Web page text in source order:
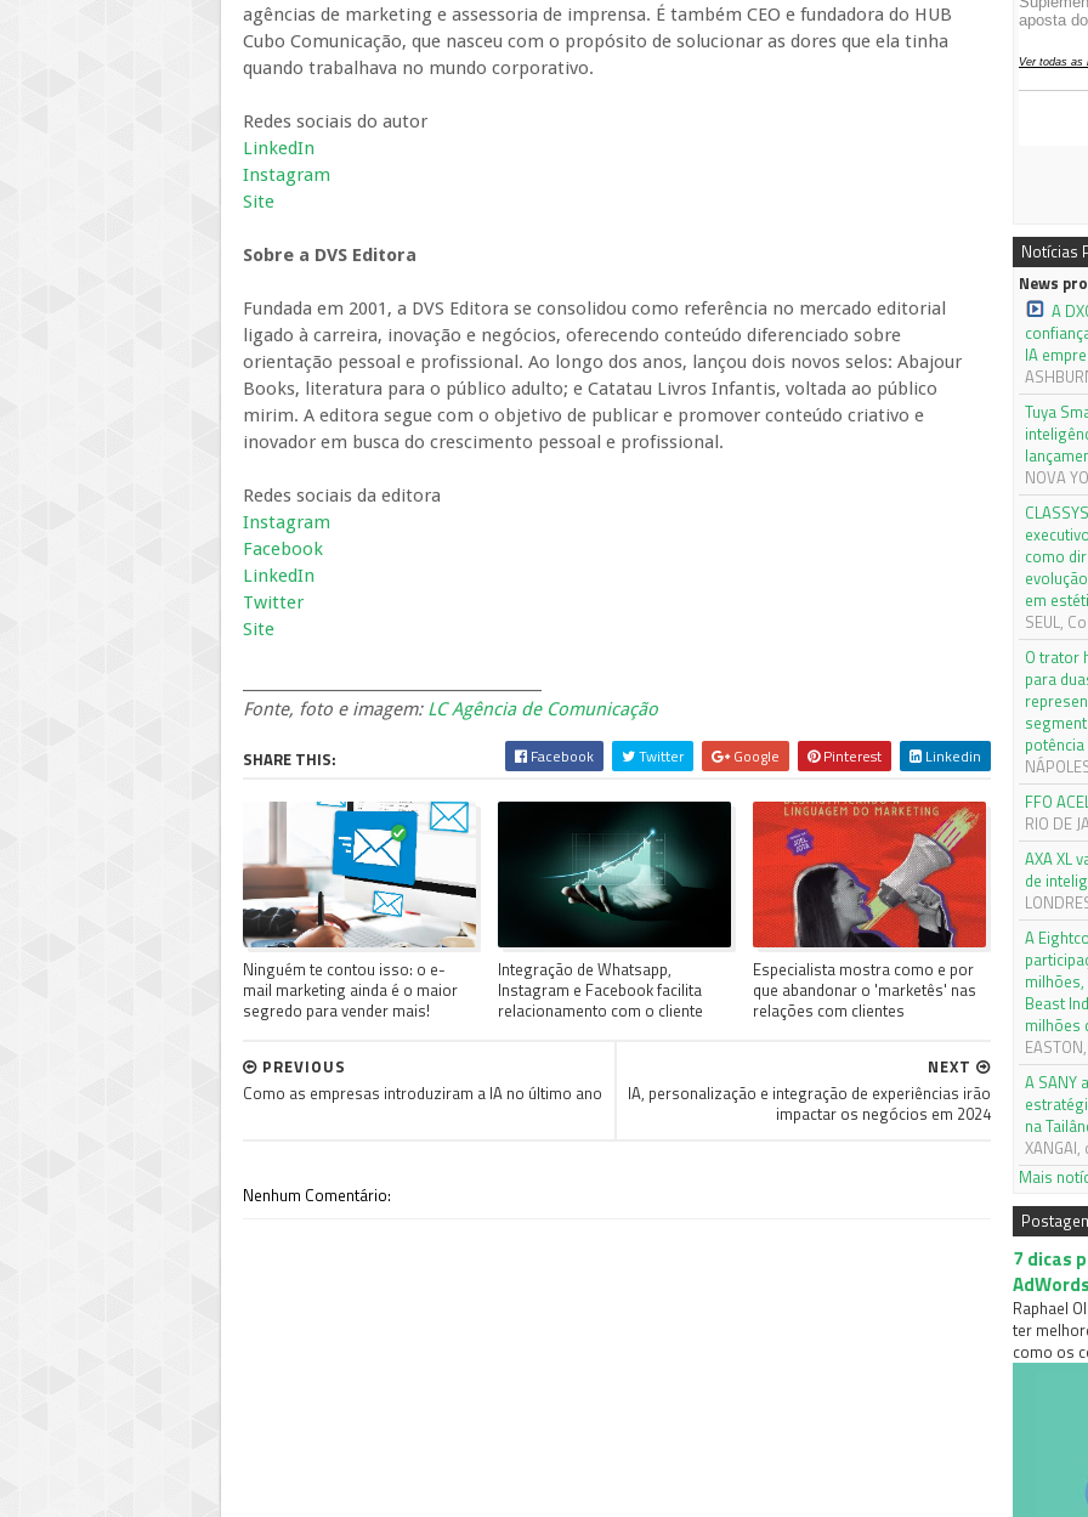
agências de marketing e assessoria de imprensa. É também CEO e fundadora do HUB
Cubo Comunicação, que nasceu com o propósito de solucionar as dores que ela tinha
quando trabalhava no mundo corporativo.
Redes sociais do autor
LinkedIn
Instagram
Site
Sobre a DVS Editora
Fundada em 2001, a DVS Editora se consolidou como referência no mercado editorial
ligado à carreira, inovação e negócios, oferecendo conteúdo diferenciado sobre
orientação pessoal e profissional. Ao longo dos anos, lançou dois novos selos: Abajour
Books, literatura para o público adulto; e Catatau Livros Infantis, voltada ao público
mirim. A editora segue com o objetivo de publicar e promover conteúdo criativo e
inovador em busca do crescimento pessoal e profissional.
Redes sociais da editora
Instagram
Facebook
LinkedIn
Twitter
Site
Fonte, foto e imagem: LC Agência de Comunicação
SHARE THIS: Facebook Twitter Google Pinterest Linkedin
Ninguém te contou isso: o e-
mail marketing ainda é o maior
segredo para vender mais!
Integração de Whatsapp,
Instagram e Facebook facilita
relacionamento com o cliente
Especialista mostra como e por
que abandonar o 'marketês' nas
relações com clientes
NEXT
IA, personalização e integração de experiências irão
impactar os negócios em 2024
PREVIOUS
Como as empresas introduziram a IA no último ano
Nenhum Comentário:
Notícias
News
A
IA
Tuya
NOVA
como
em
SEUL,
O trator
para
potência
FFO
RIO DE
AXA XL
de
A
Beast
milhões
A SANY
na
Mais
7 dicas
Raphael
ter
como os